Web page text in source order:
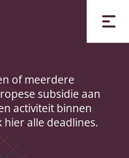
of meerdere
subsidie aan
activiteit binnen
hier alle deadlines.